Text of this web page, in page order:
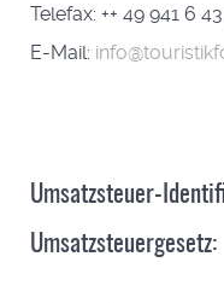
Telefax: ++ 49 941 6
E-Mail:
Umsatzsteuer-
Umsatzsteuergesetz: